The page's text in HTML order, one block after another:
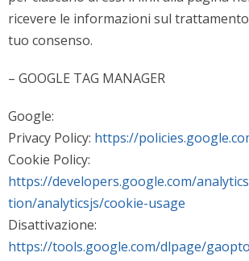
ricevere le informazioni sul
tuo consenso.
– GOOGLE TAG MANAGER
Google:
Privacy Policy: https://
Cookie Policy:
https://developers.google.com/
tion/analyticsjs/cookie-usage
Disattivazione:
https://tools.google.com/dlpage/